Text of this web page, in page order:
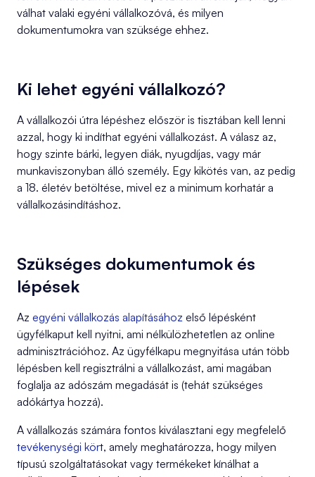
válhat valaki egyéni vállalkozóvá, és milyen
dokumentumokra van szüksége ehhez.
Ki lehet egyéni vállalkozó?
A vállalkozói útra lépéshez először is tisztában kell lenni
azzal, hogy ki indíthat egyéni vállalkozást. A válasz az,
hogy szinte bárki, legyen diák, nyugdíjas, vagy már
munkaviszonyban álló személy. Egy kikötés van, az pedig
a 18. életév betöltése, mivel ez a minimum korhatár a
vállalkozásindításhoz.
Szükséges dokumentumok és
lépések
Az egyéni vállalkozás alapításához első lépésként
ügyfélkaput kell nyitni, ami nélkülözhetetlen az online
adminisztrációhoz. Az ügyfélkapu megnyitása után több
lépésben kell regisztrálni a vállalkozást, ami magában
foglalja az adószám megadását is (tehát szükséges
adókártya hozzá).
A vállalkozás számára fontos kiválasztani egy megfelelő
tevékenységi kört, amely meghatározza, hogy milyen
típusú szolgáltatásokat vagy termékeket kínálhat a